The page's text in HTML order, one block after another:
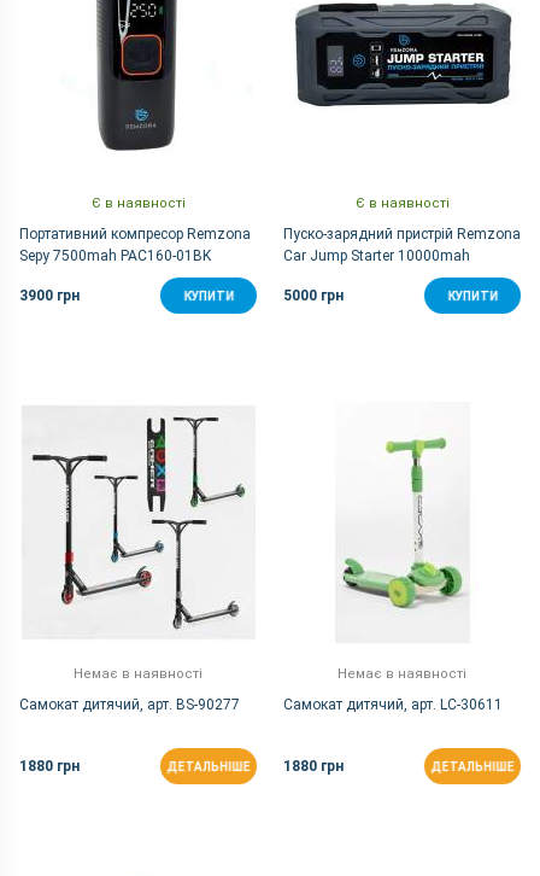
Є в наявності
Портативний компресор Remzona
Sepy 7500mah PAC160-01BK
3900 грн КУПИТИ
Є в наявності
Пуско-зарядний пристрій Remzona
Car Jump Starter 10000mah
5000 грн
КУПИТИ
Немає в наявності
Самокат дитячий, арт. BS-90277
1880 грн ДЕТАЛЬНІШЕ
Немає в наявності
Самокат дитячий, арт. LC-30611
1880 грн ДЕТАЛЬНІШЕ